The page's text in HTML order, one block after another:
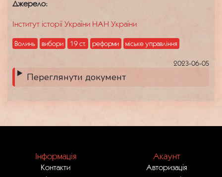
Джерело:
Інститут історії України НАН України
Волинь вибори 19 ст. реформи міське управління
2023-06-05
Переглянути документ
Інформація
Контакти
Акаунт
Авторизація